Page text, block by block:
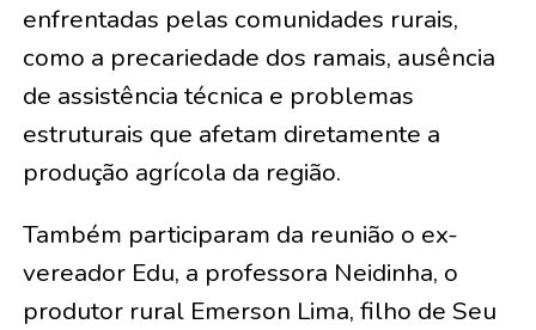
enfrentadas pelas comunidades rurais,
como a precariedade dos ramais, ausência
de assistência técnica e problemas
estruturais que afetam diretamente a
produção agrícola da região.
Também participaram da reunião o ex-
vereador Edu, a professora Neidinha, o
produtor rural Emerson Lima, filho de Seu